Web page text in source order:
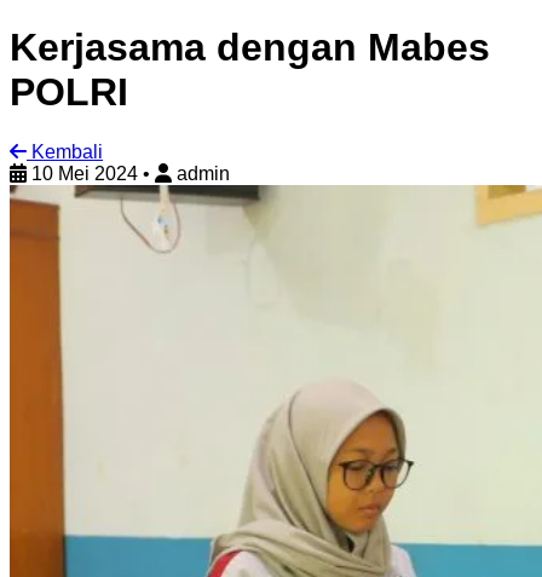
Kerjasama dengan Mabes
POLRI
Kembali
10 Mei 2024 • admin